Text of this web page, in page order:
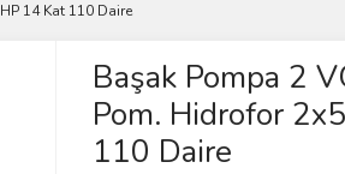
14 Kat 110 Daire
Başak Pompa 2
Pom. Hidrofor
110 Daire